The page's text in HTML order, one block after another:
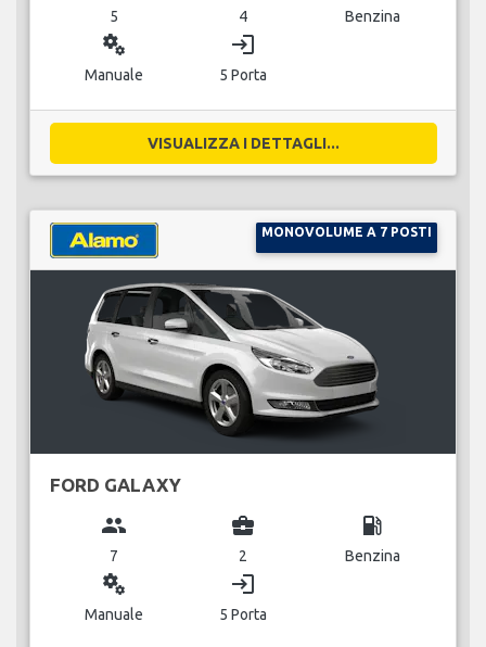
5 4 Benzina
miscellaneous_services
Manuale
login
5 Porta
VISUALIZZA I DETTAGLI...
MONOVOLUME A 7 POSTI
FORD GALAXY
group
7
business_center
2
local_gas_station
Benzina
miscellaneous_services
Manuale
login
5 Porta